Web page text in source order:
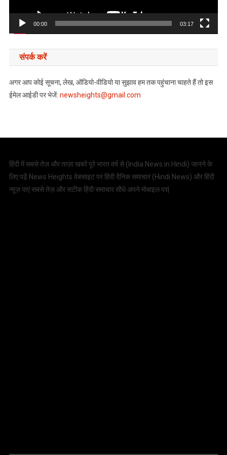
00:00 03:17
संपर्क करें
अगर आप कोई सूचना, लेख, ऑडियो-वीडियो या सुझाव हम तक पहुंचाना चाहते हैं तो इस
ईमेल आईडी पर भेजें: newsheights@gmail.com
हिंदी में सबसे तेज़ और ताज़ा खबरें पूरे भारत वर्ष से ( India News in Hindi) जानने के
लिए पढ़ें News Heights वेबसाइट पर हिंदी दैनिक समाचार (Hindi News) और हिंदी
न्यूज़ पाएं सबसे तेज़ और सटीक हिंदी समाचार सीधे अपने मोबाइल पर|